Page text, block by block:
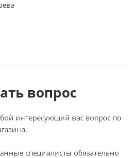
вопрос
интересующий вас вопрос по
специалисты обязательно